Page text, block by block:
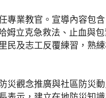
專業教官。宣導內容包
姆立克急救法、止血與
民及志工反覆練習，熟
災觀念推廣與社區防災